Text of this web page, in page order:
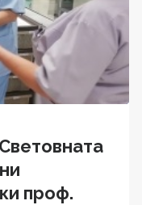
проф.